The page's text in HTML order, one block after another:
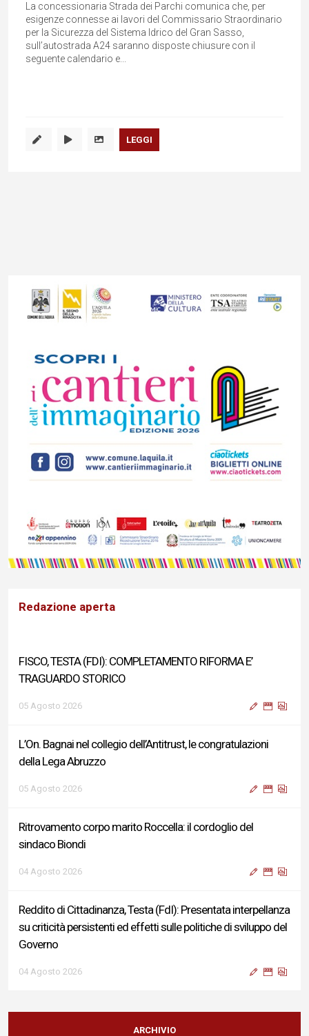
La concessionaria Strada dei Parchi comunica che, per
esigenze connesse ai lavori del Commissario Straordinario
per la Sicurezza del Sistema Idrico del Gran Sasso,
sull’autostrada A24 saranno disposte chiusure con il
seguente calendario e...
LEGGI
Redazione aperta
FISCO, TESTA (FDI): COMPLETAMENTO RIFORMA E’
TRAGUARDO STORICO
05 Agosto 2026
L’On. Bagnai nel collegio dell’Antitrust, le congratulazioni
della Lega Abruzzo
05 Agosto 2026
Ritrovamento corpo marito Roccella: il cordoglio del
sindaco Biondi
04 Agosto 2026
Reddito di Cittadinanza, Testa (FdI): Presentata interpellanza
su criticità persistenti ed effetti sulle politiche di sviluppo del
Governo
04 Agosto 2026
Sigismondi, Liris e Testa: “Profondo cordoglio e vicinanza al
Ministro Roccella e alla sua famiglia”
ARCHIVIO